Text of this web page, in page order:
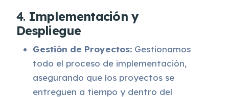
4. Implementación y
Despliegue
Gestión de Proyectos: Gestionamos
todo el proceso de implementación,
asegurando que los proyectos se
entreguen a tiempo y dentro del